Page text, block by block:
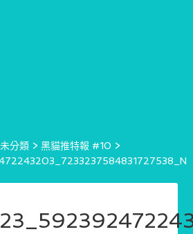
未分類 >黑貓推特報 #10 >